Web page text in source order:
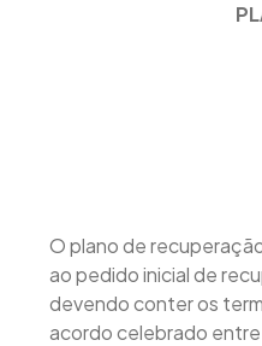
O plano de
ao pedido inicial de
devendo conter os
acordo celebrado